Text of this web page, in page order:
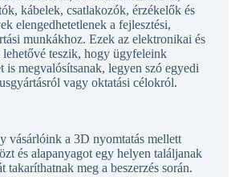
kábelek, csatlakozók, érzékelők és
elengedhetetlenek a fejlesztési,
munkákhoz. Ezek az elektronikai és
teszik, hogy ügyfeleink
is megvalósítsanak, legyen szó egyedi
vagy oktatási célokról.
vásárlóink a 3D nyomtatás mellett
és alapanyagot egy helyen találjanak
takaríthatnak meg a beszerzés során.